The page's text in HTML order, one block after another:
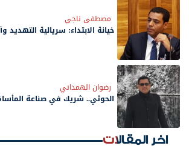
مصطفى ناجي
‏خيانة الابتداء: سريالية التهديد
رضوان الهمداني
الحوثي.. شريك في صناعة
اخر المقالات